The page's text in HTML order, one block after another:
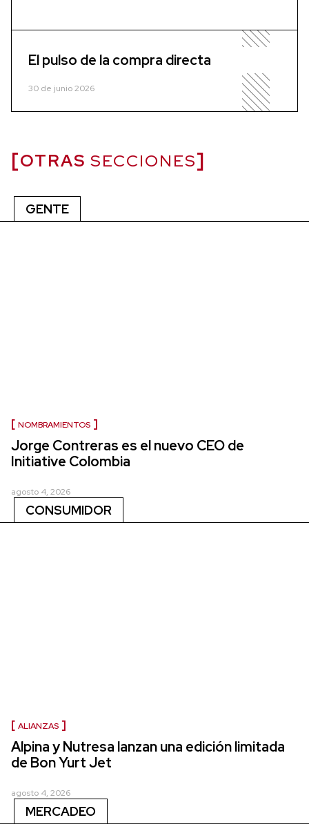
El pulso de la compra directa
30 de junio 2026
OTRAS SECCIONES
GENTE
NOMBRAMIENTOS
Jorge Contreras es el nuevo CEO de
Initiative Colombia
agosto 4, 2026
CONSUMIDOR
ALIANZAS
Alpina y Nutresa lanzan una edición limitada
de Bon Yurt Jet
agosto 4, 2026
MERCADEO